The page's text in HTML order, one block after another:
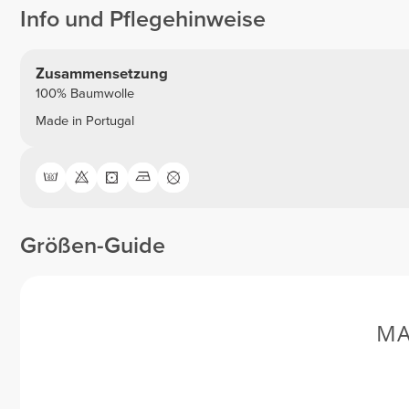
Info und Pflegehinweise
Zusammensetzung
100% Baumwolle
Made in Portugal
Größen-Guide